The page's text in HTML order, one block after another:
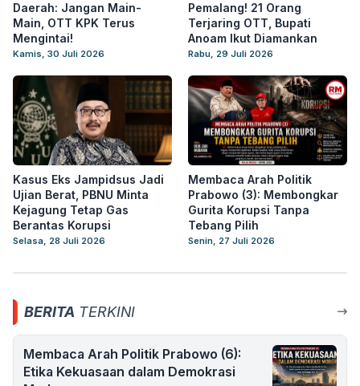
Daerah: Jangan Main-
Main, OTT KPK Terus
Mengintai!
Kamis, 30 Juli 2026
Pemalang! 21 Orang
Terjaring OTT, Bupati
Anoam Ikut Diamankan
Rabu, 29 Juli 2026
Kasus Eks Jampidsus Jadi
Ujian Berat, PBNU Minta
Kejagung Tetap Gas
Berantas Korupsi
Selasa, 28 Juli 2026
Membaca Arah Politik
Prabowo (3): Membongkar
Gurita Korupsi Tanpa
Tebang Pilih
Senin, 27 Juli 2026
BERITA TERKINI
Membaca Arah Politik Prabowo (6):
Etika Kekuasaan dalam Demokrasi